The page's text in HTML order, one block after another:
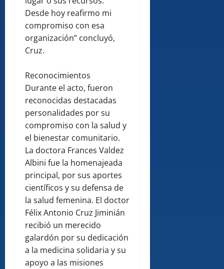
Desde hoy reafirmo mi
compromiso con esa
organización” concluyó,
Cruz.
Reconocimientos
Durante el acto, fueron
reconocidas destacadas
personalidades por su
compromiso con la salud y
el bienestar comunitario.
La doctora Frances Valdez
Albini fue la homenajeada
principal, por sus aportes
científicos y su defensa de
la salud femenina. El doctor
Félix Antonio Cruz Jiminián
recibió un merecido
galardón por su dedicación
a la medicina solidaria y su
apoyo a las misiones